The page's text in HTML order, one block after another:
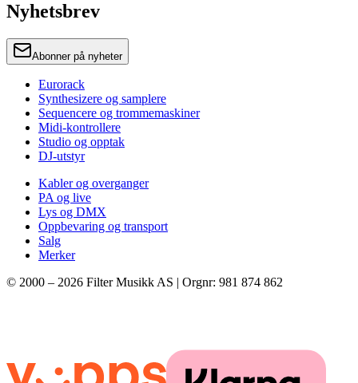
Nyhetsbrev
Abonner på nyheter
Eurorack
Synthesizere og samplere
Sequencere og trommemaskiner
Midi-kontrollere
Studio og opptak
DJ-utstyr
Kabler og overganger
PA og live
Lys og DMX
Oppbevaring og transport
Salg
Merker
© 2000 – 2026 Filter Musikk AS | Orgnr: 981 874 862